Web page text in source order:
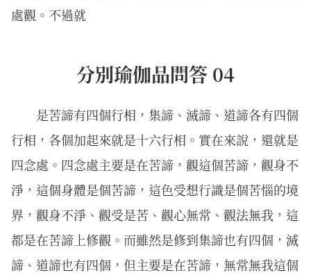
處觀。不過就
分別瑜伽品問答 04
是苦諦有四個行相，集諦、滅諦、道諦各有四個
行相，各個加起來就是十六行相。實在來說，還就是
四念處。四念處主要是在苦諦，觀這個苦諦，觀身不
淨，這個身體是個苦諦，這色受想行識是個苦惱的境
界，觀身不淨、觀受是苦、觀心無常、觀法無我，這
都是在苦諦上修觀。而雖然是修到集諦也有四個，滅
諦、道諦也有四個，但主要是在苦諦，無常無我這個